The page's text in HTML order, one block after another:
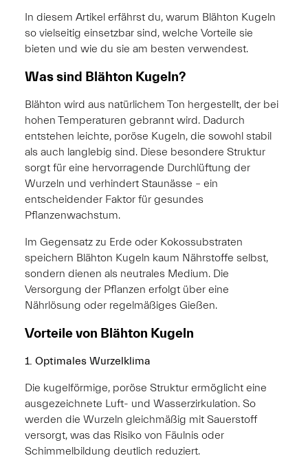
In diesem Artikel erfährst du, warum Blähton Kugeln
so vielseitig einsetzbar sind, welche Vorteile sie
bieten und wie du sie am besten verwendest.
Was sind Blähton Kugeln?
Blähton wird aus natürlichem Ton hergestellt, der bei
hohen Temperaturen gebrannt wird. Dadurch
entstehen leichte, poröse Kugeln, die sowohl stabil
als auch langlebig sind. Diese besondere Struktur
sorgt für eine hervorragende Durchlüftung der
Wurzeln und verhindert Staunässe – ein
entscheidender Faktor für gesundes
Pflanzenwachstum.
Im Gegensatz zu Erde oder Kokossubstraten
speichern Blähton Kugeln kaum Nährstoffe selbst,
sondern dienen als neutrales Medium. Die
Versorgung der Pflanzen erfolgt über eine
Nährlösung oder regelmäßiges Gießen.
Vorteile von Blähton Kugeln
1. Optimales Wurzelklima
Die kugelförmige, poröse Struktur ermöglicht eine
ausgezeichnete Luft- und Wasserzirkulation. So
werden die Wurzeln gleichmäßig mit Sauerstoff
versorgt, was das Risiko von Fäulnis oder
Schimmelbildung deutlich reduziert.